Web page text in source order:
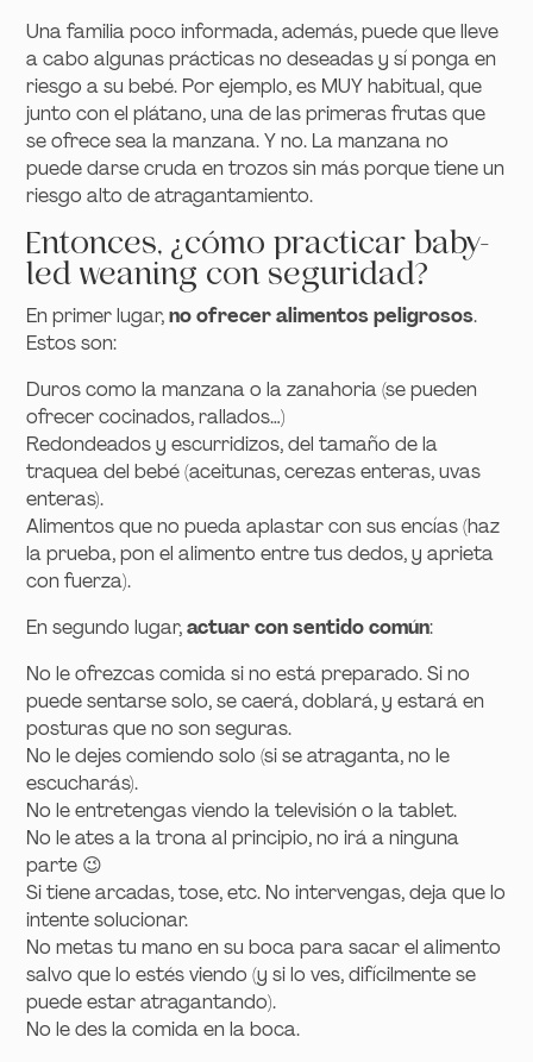
Una familia poco informada, además, puede que lleve
a cabo algunas prácticas no deseadas y sí ponga en
riesgo a su bebé. Por ejemplo, es MUY habitual, que
junto con el plátano, una de las primeras frutas que
se ofrece sea la manzana. Y no. La manzana no
puede darse cruda en trozos sin más porque tiene un
riesgo alto de atragantamiento.
Entonces, ¿cómo practicar baby-
led weaning con seguridad?
En primer lugar,no ofrecer alimentos peligrosos.
Estos son:
Duros como la manzana o la zanahoria (se pueden
ofrecer cocinados, rallados…)
Redondeados y escurridizos, del tamaño de la
traquea del bebé (aceitunas, cerezas enteras, uvas
enteras).
Alimentos que no pueda aplastar con sus encías (haz
la prueba, pon el alimento entre tus dedos, y aprieta
con fuerza).
En segundo lugar,actuar con sentido común:
No le ofrezcas comida si no está preparado. Si no
puede sentarse solo, se caerá, doblará, y estará en
posturas que no son seguras.
No le dejes comiendo solo (si se atraganta, no le
escucharás).
No le entretengas viendo la televisión o la tablet.
No le ates a la trona al principio, no irá a ninguna
parte 😉
Si tiene arcadas, tose, etc. No intervengas, deja que lo
intente solucionar.
No metas tu mano en su boca para sacar el alimento
salvo que lo estés viendo (y si lo ves, difícilmente se
puede estar atragantando).
No le des la comida en la boca.